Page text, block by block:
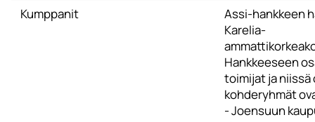
Kumppanit
Assi-hankkeen
Karelia-
Hankkeeseen
toimijat ja niissä
kohderyhmät
- Joensuun